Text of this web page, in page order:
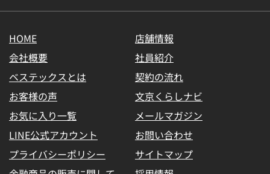
HOME
店舗情報
会社概要
社員紹介
ベステックスとは
契約の流れ
お客様の声
文京くらしナビ
お気に入り一覧
メールマガジン
LINE公式アカウント
お問い合わせ
プライバシーポリシー
サイトマップ